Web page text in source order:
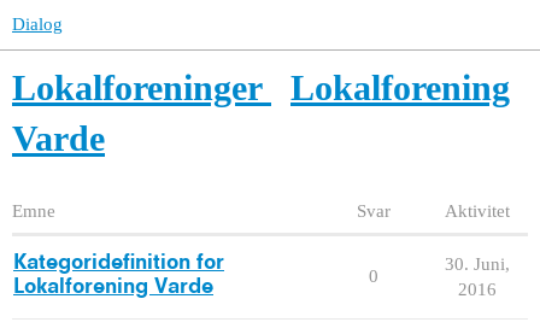
Dialog
Lokalforeninger
Lokalforening
Varde
Emne Svar Aktivitet
Kategoridefinition for
Lokalforening Varde
0
30. Juni,
2016